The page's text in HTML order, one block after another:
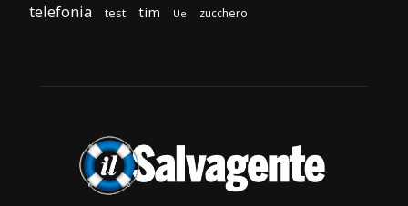
telefonia test tim Ue zucchero